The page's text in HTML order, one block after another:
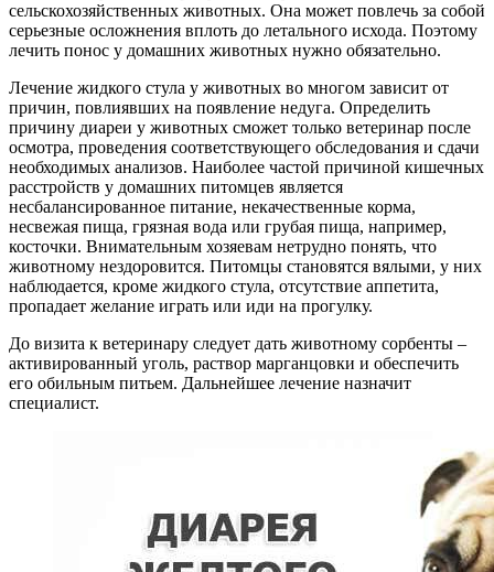
сельскохозяйственных животных. Она может повлечь за собой
серьезные осложнения вплоть до летального исхода. Поэтому
лечить понос у домашних животных нужно обязательно.
Лечение жидкого стула у животных во многом зависит от
причин, повлиявших на появление недуга. Определить
причину диареи у животных сможет только ветеринар после
осмотра, проведения соответствующего обследования и сдачи
необходимых анализов. Наиболее частой причиной кишечных
расстройств у домашних питомцев является
несбалансированное питание, некачественные корма,
несвежая пища, грязная вода или грубая пища, например,
косточки. Внимательным хозяевам нетрудно понять, что
животному нездоровится. Питомцы становятся вялыми, у них
наблюдается, кроме жидкого стула, отсутствие аппетита,
пропадает желание играть или иди на прогулку.
До визита к ветеринару следует дать животному сорбенты –
активированный уголь, раствор марганцовки и обеспечить
его обильным питьем. Дальнейшее лечение назначит
специалист.